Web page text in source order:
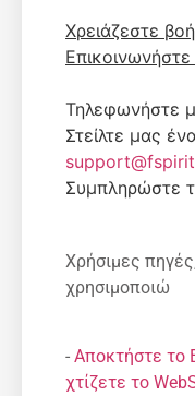
Χρειάζεστε
Επικοινωνήστε
Τηλεφωνήστε
Στείλτε μας
Συμπληρώστε
Χρήσιμες
χρησιμοποιώ
- Αποκτήστε το
χτίζετε το